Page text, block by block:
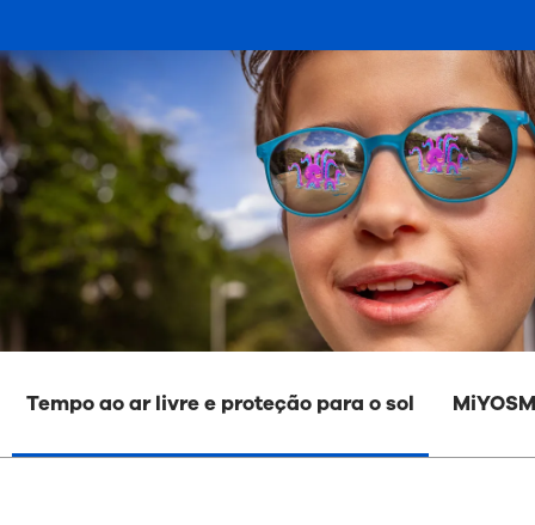
Tempo ao ar livre e proteção para o sol